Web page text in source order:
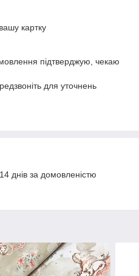
картку
підтверджую, чекаю
для уточнень
днів за домовленістю